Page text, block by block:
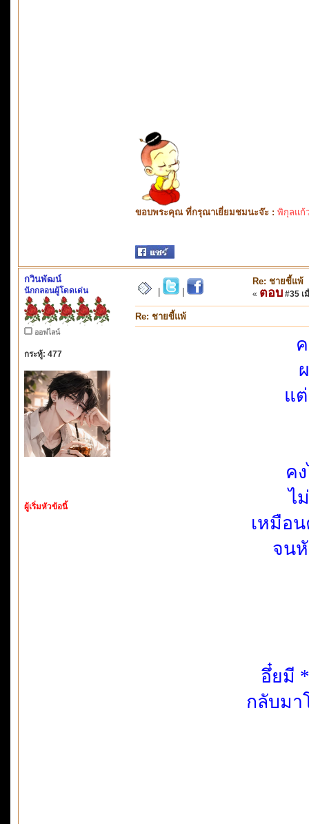
ขอบพระคุณ ที่กรุณาเยี่ยมชมนะจ๊ะ : พิกุลแก้
กวินพัฒน์
นักกลอนผู้โดดเด่น
ออฟไลน์
กระทู้: 477
ผู้เริ่มหัวข้อนี้
Re: ชายขี้แพ้
« ตอบ #35 เ
Re: ชายขี้แพ้
แ
ค
ไ
เหมือ
จน
อึ๋ยมี
กลับมา